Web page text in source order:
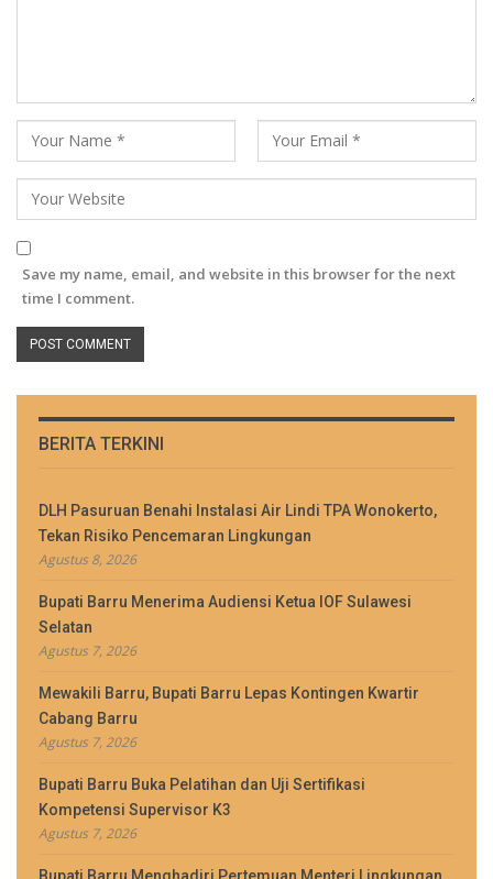
Save my name, email, and website in this browser for the next
time I comment.
BERITA TERKINI
DLH Pasuruan Benahi Instalasi Air Lindi TPA Wonokerto,
Tekan Risiko Pencemaran Lingkungan
Agustus 8, 2026
Bupati Barru Menerima Audiensi Ketua IOF Sulawesi
Selatan
Agustus 7, 2026
Mewakili Barru, Bupati Barru Lepas Kontingen Kwartir
Cabang Barru
Agustus 7, 2026
Bupati Barru Buka Pelatihan dan Uji Sertifikasi
Kompetensi Supervisor K3
Agustus 7, 2026